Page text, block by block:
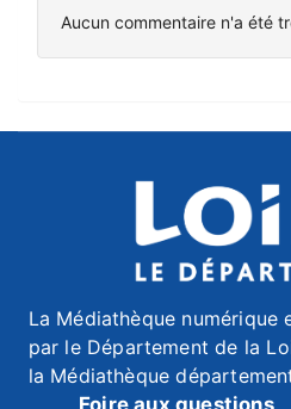
Aucun commentaire n'a été
La Médiathèque numérique
par le Département de la
la Médiathèque
Foire aux questions